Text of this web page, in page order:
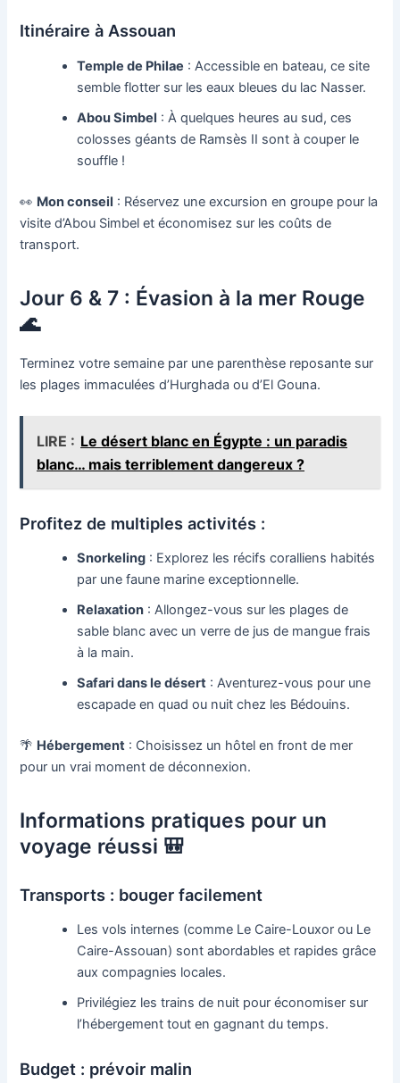
Itinéraire à Assouan
Temple de Philae : Accessible en bateau, ce site
semble flotter sur les eaux bleues du lac Nasser.
Abou Simbel : À quelques heures au sud, ces
colosses géants de Ramsès II sont à couper le
souffle !
👀 Mon conseil : Réservez une excursion en groupe pour la
visite d’Abou Simbel et économisez sur les coûts de
transport.
Jour 6 & 7 : Évasion à la mer Rouge
🌊
Terminez votre semaine par une parenthèse reposante sur
les plages immaculées d’Hurghada ou d’El Gouna.
LIRE : Le désert blanc en Égypte : un paradis
blanc… mais terriblement dangereux ?
Profitez de multiples activités :
Snorkeling : Explorez les récifs coralliens habités
par une faune marine exceptionnelle.
Relaxation : Allongez-vous sur les plages de
sable blanc avec un verre de jus de mangue frais
à la main.
Safari dans le désert : Aventurez-vous pour une
escapade en quad ou nuit chez les Bédouins.
🌴 Hébergement : Choisissez un hôtel en front de mer
pour un vrai moment de déconnexion.
Informations pratiques pour un
voyage réussi 🎒
Transports : bouger facilement
Les vols internes (comme Le Caire-Louxor ou Le
Caire-Assouan) sont abordables et rapides grâce
aux compagnies locales.
Privilégiez les trains de nuit pour économiser sur
l’hébergement tout en gagnant du temps.
Budget : prévoir malin